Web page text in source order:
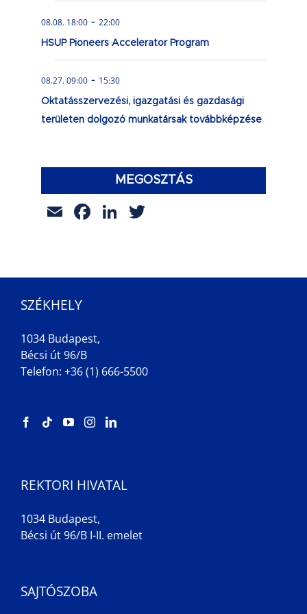
08.08. 18:00 - 22:00
HSUP Pioneers Accelerator Program
08.27. 09:00 - 15:30
Oktatásszervezési, igazgatási és gazdasági
területen dolgozó munkatársak továbbképzése
MEGOSZTÁS
EmailFacebook
LinkedIn
SZÉKHELY
1034 Budapest,
Bécsi út 96/B
Telefon: +36 (1) 666-5500
REKTORI HIVATAL
1034 Budapest,
Bécsi út 96/B I-II. emelet
SAJTÓSZOBA